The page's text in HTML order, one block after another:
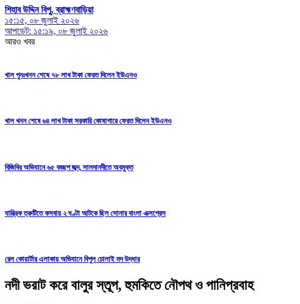
শিহাব উদ্দিন বিপু, ব্রাহ্মণবাড়িয়া
১৫:১৫, ০৮ জুলাই ২০২৬
আপডেট: ১৫:১৯, ০৮ জুলাই ২০২৬
আরও খবর
খাল পুনঃখনন শেষে ৭৮ লাখ টাকা ফেরত দিলেন ইউএনও
খাল খনন শেষে ৬৪ লাখ টাকা সরকারি কোষাগারে ফেরত দিলেন ইউএনও
বিজিবির অভিযানে ৬৫ কচ্ছপ জব্দ, সালদানদীতে অবমুক্ত
যান্ত্রিক ত্রুটিতে কসবায় ২ ঘণ্টা আটকে ছিল সোনার বাংলা এক্সপ্রেস
রেল কোয়ার্টার এলাকায় অভিযানে বিপুল চোলাই মদ উদ্ধার
নদী ভরাট করে বালুর স্তূপ, হুমকিতে নৌপথ ও পানিপ্রবাহ